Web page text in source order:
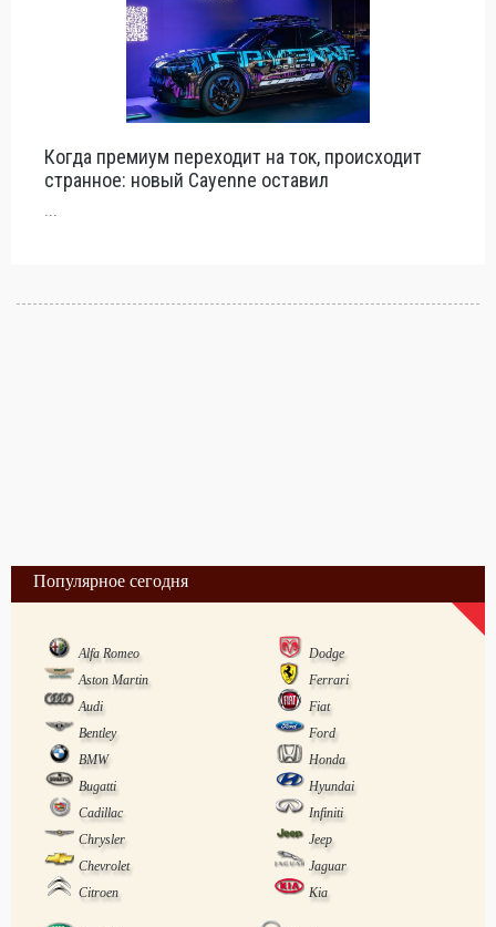
Когда премиум переходит на ток, происходит
странное: новый Cayenne оставил
...
Популярное сегодня
Alfa Romeo
Dodge
Aston Martin
Ferrari
Audi
Fiat
Bentley
Ford
BMW
Honda
Bugatti
Hyundai
Cadillac
Infiniti
Chrysler
Jeep
Chevrolet
Jaguar
Citroen
Kia